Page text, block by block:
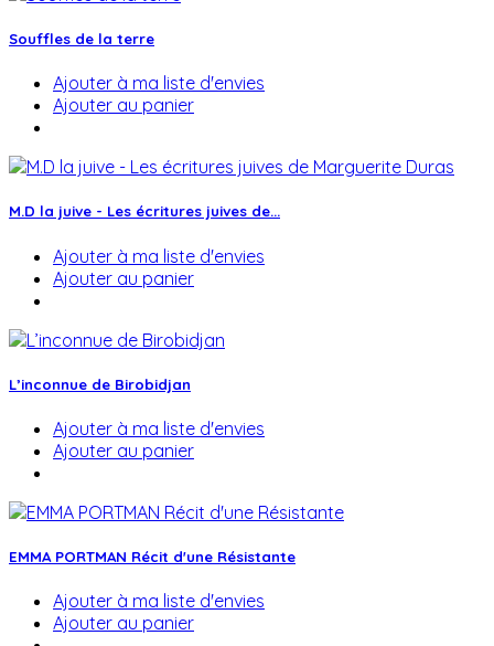
Souffles de la terre
Ajouter à ma liste d'envies
Ajouter au panier
M.D la juive - Les écritures juives de...
Ajouter à ma liste d'envies
Ajouter au panier
L’inconnue de Birobidjan
Ajouter à ma liste d'envies
Ajouter au panier
EMMA PORTMAN Récit d'une Résistante
Ajouter à ma liste d'envies
Ajouter au panier